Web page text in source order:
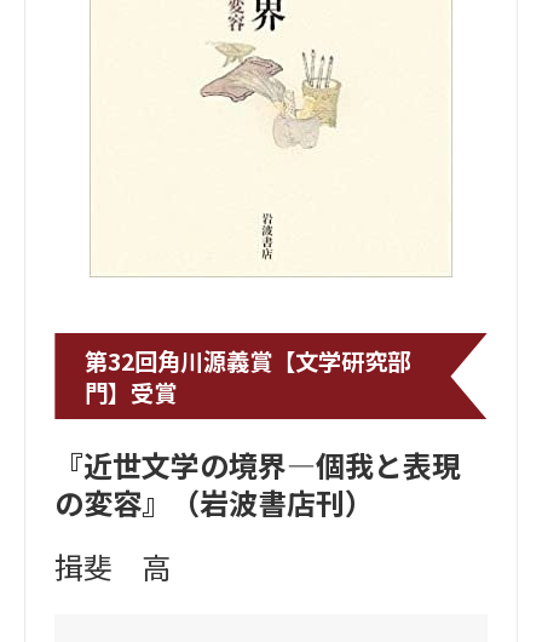
第32回角川源義賞【文学研究部
門】受賞
『近世文学の境界―個我と表現
の変容』（岩波書店刊）
揖斐 高